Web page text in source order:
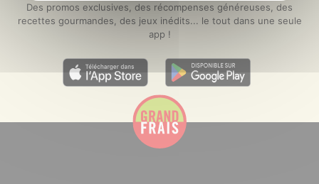
Des promos exclusives, des récompenses généreuses, des
recettes gourmandes, des jeux inédits... le tout dans une seule
app !